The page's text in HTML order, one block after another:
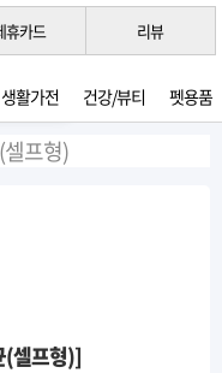
생활가전 건강/뷰티 펫용품
휴카드 리뷰
기 →
(셀프형)]